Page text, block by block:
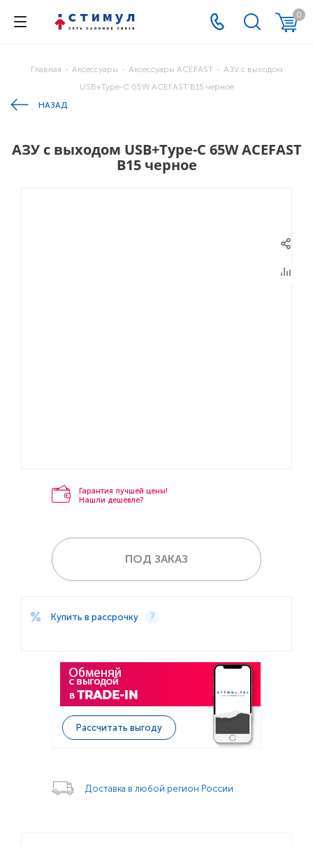
0
Главная - Аксессуары - Аксессуары ACEFAST - АЗУ с выходом
USB+Type-C 65W ACEFAST B15 черное
НАЗАД
АЗУ с выходом USB+Type-C 65W ACEFAST
B15 черное
Гарантия лучшей цены!
Нашли дешевле?
ПОД ЗАКАЗ
Купить в рассрочку
Рассчитать выгоду
Доставка в любой регион России